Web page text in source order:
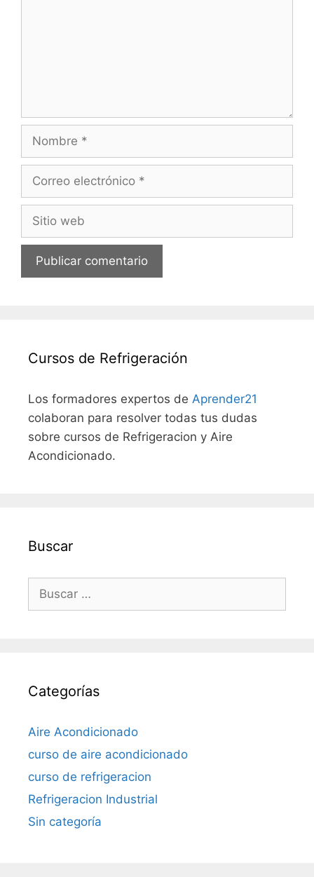
Nombre
Correo
Sitio
Cursos de Refrigeración
Los formadores expertos de Aprender21
colaboran para resolver todas tus dudas
sobre cursos de Refrigeracion y Aire
Acondicionado.
Buscar
Buscar:
Categorías
Aire Acondicionado
curso de aire acondicionado
curso de refrigeracion
Refrigeracion Industrial
Sin categoría